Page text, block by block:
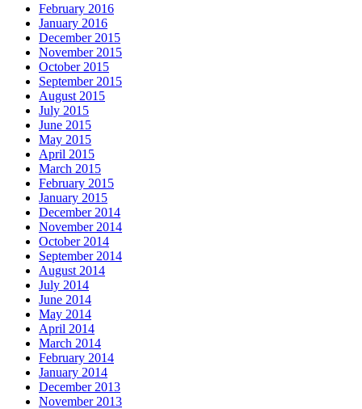
February 2016
January 2016
December 2015
November 2015
October 2015
September 2015
August 2015
July 2015
June 2015
May 2015
April 2015
March 2015
February 2015
January 2015
December 2014
November 2014
October 2014
September 2014
August 2014
July 2014
June 2014
May 2014
April 2014
March 2014
February 2014
January 2014
December 2013
November 2013